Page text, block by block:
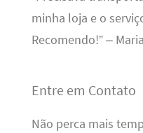
minha loja e o
Recomendo!” –
Entre em Contato
Não perca mais